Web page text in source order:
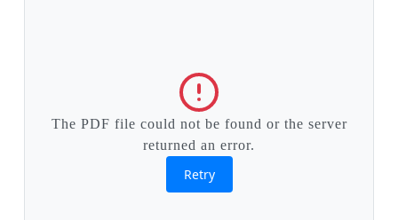
The PDF file could not be found or the server
returned an error.
Retry